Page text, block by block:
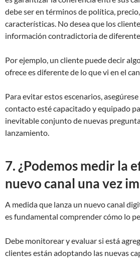
debe ser en términos de política,
características. No desea que los
información contradictoria de
Por ejemplo, un cliente puede decir
ofrece es diferente de lo que vi en el
Para evitar estos escenarios,
contacto esté capacitado y equipado
inevitable conjunto de nuevas
lanzamiento.
7. ¿Podemos medir la
nuevo canal una vez
A medida que lanza un nuevo canal
es fundamental comprender cómo lo
Debe monitorear y evaluar si está
clientes están adoptando las nuevas